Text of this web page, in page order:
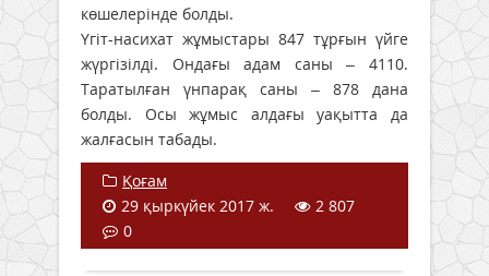
көшелерінде болды.
Үгіт-насихат жұмыстары 847 тұрғын үйге
жүргізілді. Ондағы адам саны – 4110.
Таратылған үнпарақ саны – 878 дана
болды. Осы жұмыс алдағы уақытта да
жалғасын табады.
Қоғам
29 қыркүйек 2017 ж.
2 807
0